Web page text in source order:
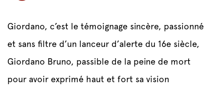
Giordano, c’est le témoignage sincère, passionné
et sans filtre d’un lanceur d’alerte du 16e siècle,
Giordano Bruno, passible de la peine de mort
pour avoir exprimé haut et fort sa vision